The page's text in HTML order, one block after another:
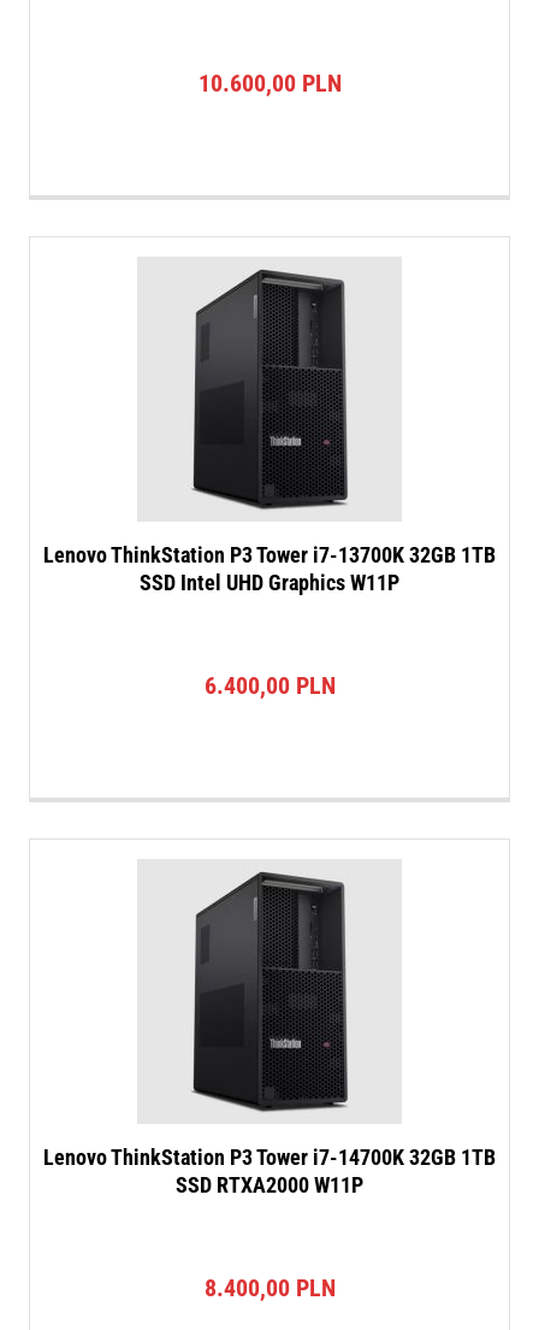
10.600,00 PLN
Lenovo ThinkStation P3 Tower i7-13700K 32GB 1TB
SSD Intel UHD Graphics W11P
6.400,00 PLN
Lenovo ThinkStation P3 Tower i7-14700K 32GB 1TB
SSD RTXA2000 W11P
8.400,00 PLN